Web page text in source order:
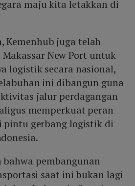
maju kita letakkan di
Kemenhub juga telah
New Port untuk
logistik secara nasional,
ini dibangun guna
jalur perdagangan
memperkuat peran
pintu gerbang logistik di
pembangunan
saat ini bukan lagi